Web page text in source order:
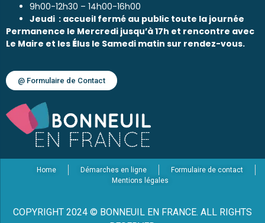
9h00-12h30 – 14h00-16h00
Jeudi : accueil fermé au public toute la journée
Permanence le Mercredi jusqu’à 17h et rencontre avec
Le Maire et les Élus le Samedi matin sur rendez-vous.
@ Formulaire de Contact
Home Démarches en ligne
Formulaire de contact
Mentions légales
COPYRIGHT 2024 © BONNEUIL EN FRANCE. ALL RIGHTS